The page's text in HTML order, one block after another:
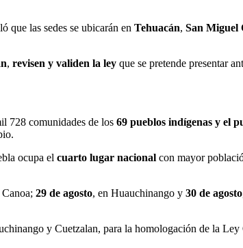
las sedes se ubicarán en Tehuacán, San Miguel
, revisen y validen la ley que se pretende presentar
728 comunidades de los 69 pueblos indígenas y el
ocupa el cuarto lugar nacional con mayor
Canoa; 29 de agosto, en Huauchinango y 30 de agosto
y Cuetzalan, para la homologación de la Ley